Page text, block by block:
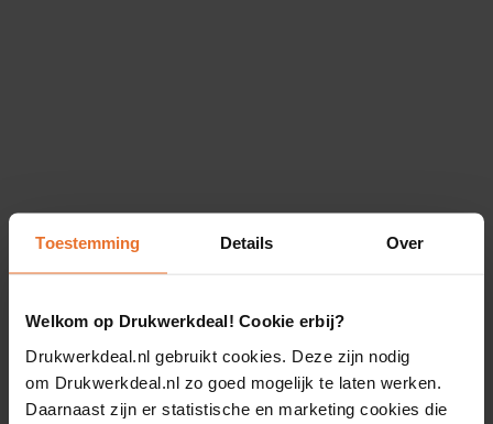
Toestemming Details Over
Welkom op Drukwerkdeal! Cookie erbij?
Drukwerkdeal.nl gebruikt cookies. Deze zijn nodig
om Drukwerkdeal.nl zo goed mogelijk te laten werken.
Daarnaast zijn er statistische en marketing cookies die